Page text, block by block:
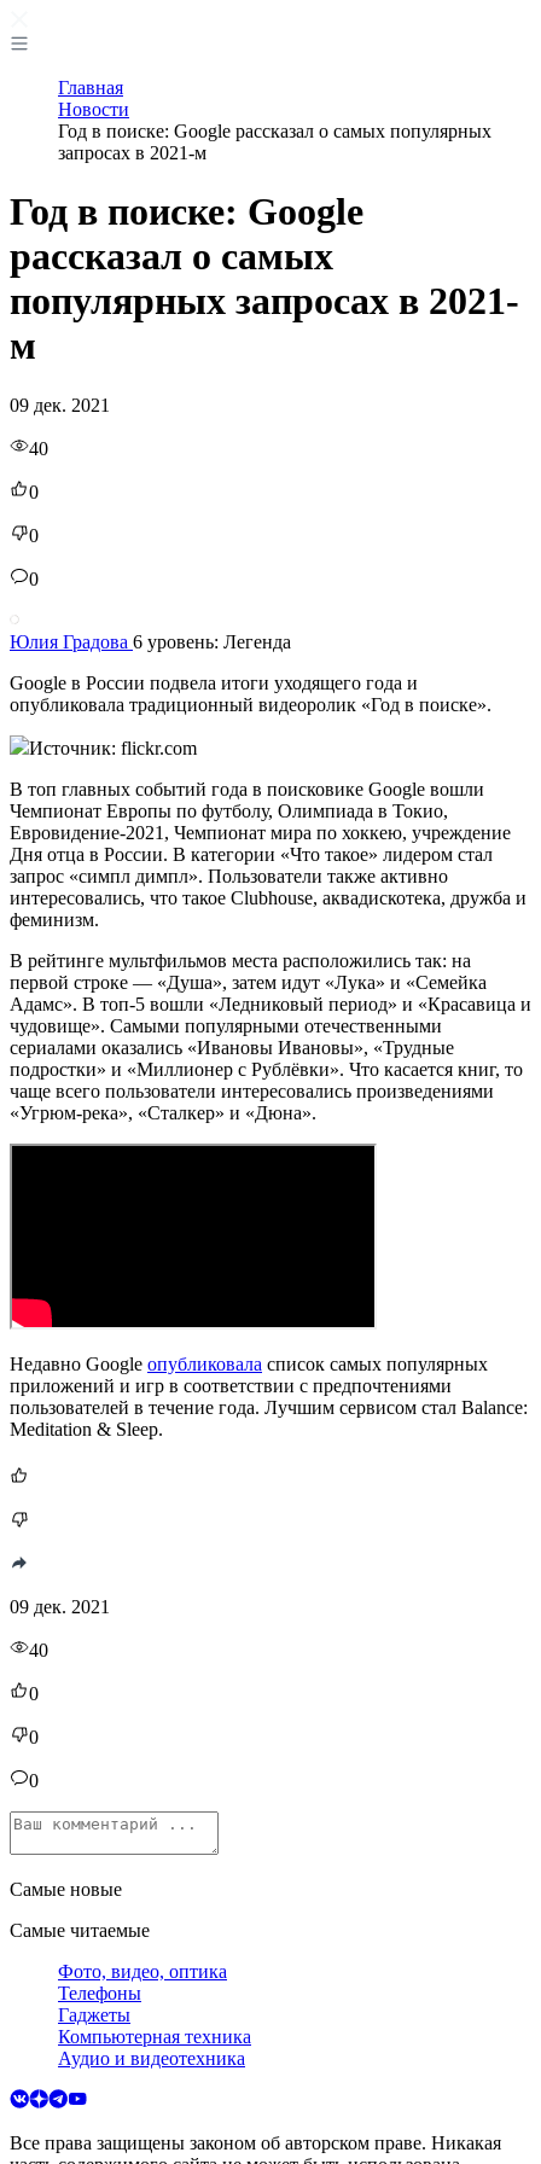
Главная
Новости
Год в поиске: Google рассказал о самых популярных
запросах в 2021-м
Год в поиске: Google
рассказал о самых
популярных запросах в 2021-
м
09 дек. 2021
40
0
0
0
Юлия Градова 6 уровень: Легенда
Google в России подвела итоги уходящего года и
опубликовала традиционный видеоролик «Год в поиске».
Источник: flickr.com
В топ главных событий года в поисковике Google вошли
Чемпионат Европы по футболу, Олимпиада в Токио,
Евровидение-2021, Чемпионат мира по хоккею, учреждение
Дня отца в России. В категории «Что такое» лидером стал
запрос «симпл димпл». Пользователи также активно
интересовались, что такое Clubhouse, аквадискотека, дружба и
феминизм.
В рейтинге мультфильмов места расположились так: на
первой строке — «Душа», затем идут «Лука» и «Семейка
Адамс». В топ-5 вошли «Ледниковый период» и «Красавица и
чудовище». Самыми популярными отечественными
сериалами оказались «Ивановы Ивановы», «Трудные
подростки» и «Миллионер с Рублёвки». Что касается книг, то
чаще всего пользователи интересовались произведениями
«Угрюм-река», «Сталкер» и «Дюна».
Недавно Google опубликовала список самых популярных
приложений и игр в соответствии с предпочтениями
пользователей в течение года. Лучшим сервисом стал Balance:
Meditation & Sleep.
09 дек. 2021
40
0
0
0
Самые новые
Самые читаемые
Фото, видео, оптика
Телефоны
Гаджеты
Компьютерная техника
Аудио и видеотехника
Все права защищены законом об авторском праве. Никакая